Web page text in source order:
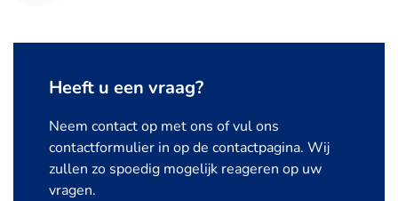
Heeft u een vraag?
Neem contact op met ons of vul ons
contactformulier in op de contactpagina. Wij
zullen zo spoedig mogelijk reageren op uw
vragen.